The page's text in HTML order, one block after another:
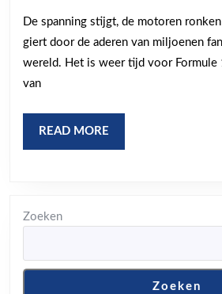
De
Magie
van
De spanning stijgt, de motoren
giert door de aderen van miljoenen
wereld. Het is weer tijd voor Formule
van
READ MORE
MORE
Zoeken
Zoeken